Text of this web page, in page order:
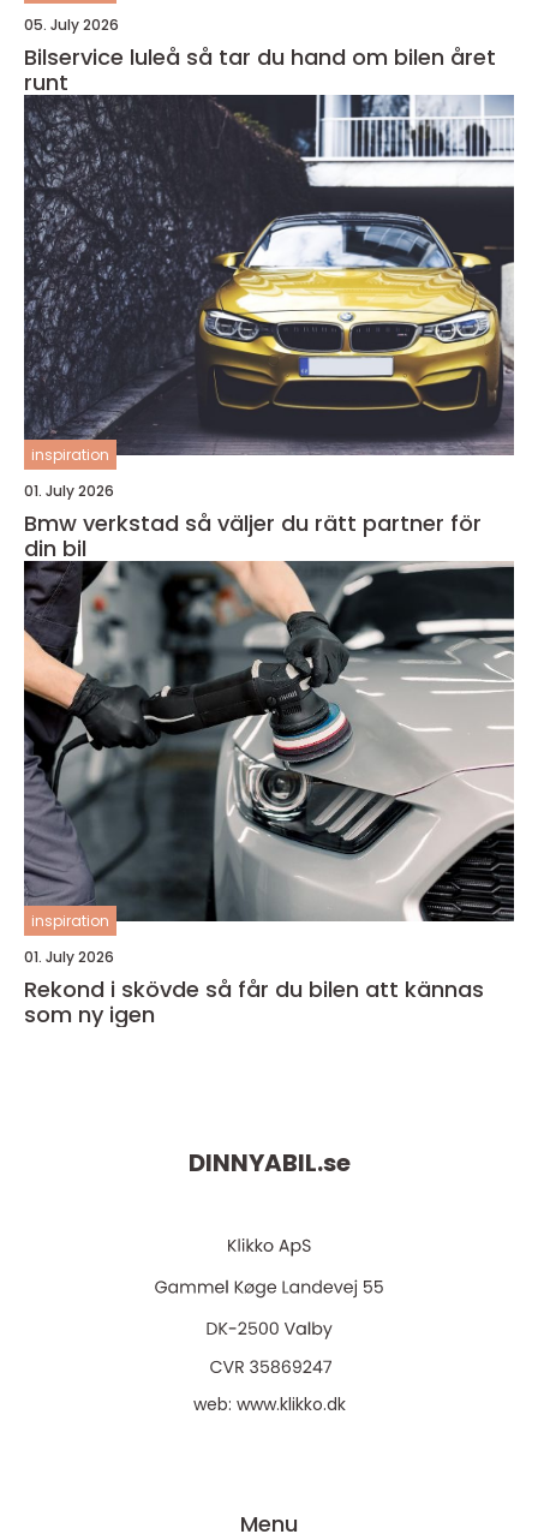
05. July 2026
Bilservice luleå så tar du hand om bilen året
runt
inspiration
01. July 2026
Bmw verkstad så väljer du rätt partner för
din bil
inspiration
01. July 2026
Rekond i skövde så får du bilen att kännas
som ny igen
DINNYABIL.se
web: www.klikko.dk
Menu